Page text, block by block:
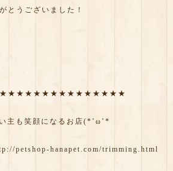
とうございました！
主も笑顔になるお店(*’ω’*
petshop-hanapet.com/trimming.html